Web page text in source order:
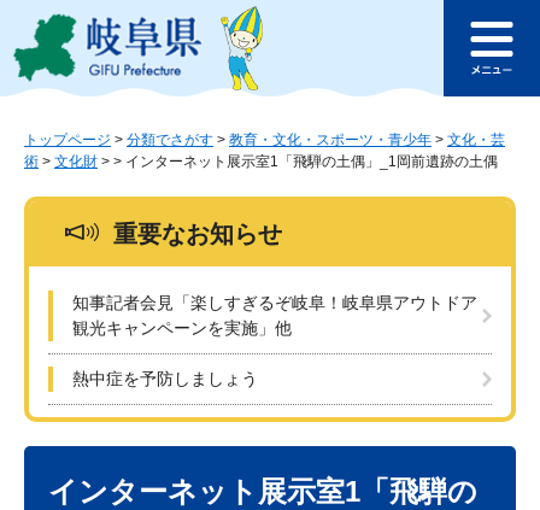
ジ
ュ
このページの本文へ
ュ
トップページ > 分類でさがす > 教育・文化・スポーツ・青少年 > 文化・芸
術 > 文化財 > > インターネット展示室1「飛騨の土偶」_1岡前遺跡の土偶
重要なお知らせ
知事記者会見「楽しすぎるぞ岐阜！岐阜県アウトドア
観光キャンペーンを実施」他
熱中症を予防しましょう
インターネット展示室1「飛騨の